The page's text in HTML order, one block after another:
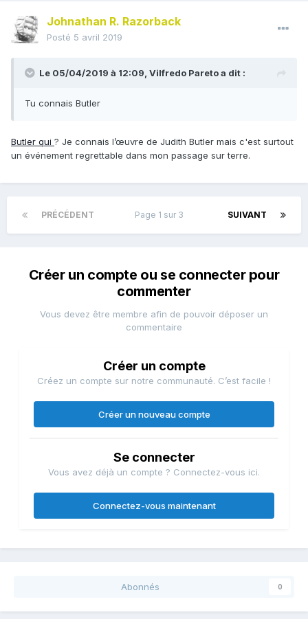
Johnathan R. Razorback
Posté 5 avril 2019
Le 05/04/2019 à 12:09, Vilfredo Paretoa dit :
Tu connais Butler
Butler qui ? Je connais l’œuvre de Judith Butler mais c'est surtout
un événement regrettable dans mon passage sur terre.
PRÉCÉDENT SUIVANT
Page 1 sur 3
Créer un compte ou se connecter pour
commenter
Vous devez être membre afin de pouvoir déposer un
commentaire
Créer un compte
Créez un compte sur notre communauté. C’est facile !
Créer un nouveau compte
Se connecter
Vous avez déjà un compte ? Connectez-vous ici.
Connectez-vous maintenant
Abonnés 0